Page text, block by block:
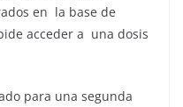
en la base de
acceder a una dosis
para una segunda